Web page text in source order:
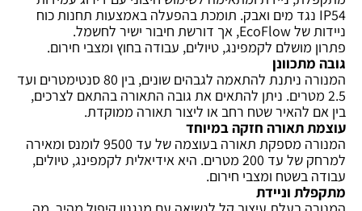
IP54 נגד מים ואבק. תומכת בהפעלה באמצעות תחנות כוח
ניידות של EcoFlow, אך דורשת חיבור ישיר לחשמל.
פתרון מושלם לקמפינג, טיולים, עבודה בחוץ ומצבי חירום.
גובה מתכוונן
המנורה ניתנת להתאמה לגבהים שונים, בין 80 סנטימטרים ועד
2.5 מטרים. ניתן להתאים את גובה התאורה בהתאם לצרכים,
בין אם להאיר שטח רחב או ליצור תאורה ממוקדת.
עוצמת תאורה חזקה במיוחד
המנורה מספקת תאורה בעוצמה של עד 9500 לומנס ומאירה
למרחק של עד 200 מטרים. היא אידיאלית לקמפינג, טיולים,
עבודה בשטח ומצבי חירום.
מתקפלת וניידת